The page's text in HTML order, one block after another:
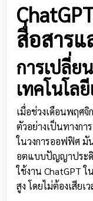
สื่อสารแ
การเปลี่ย
เทคโนโล
เมื่อช่วงเดือนพฤศ
ตัวอย่างเป็นทางกา
ในวงการออฟฟิศ มั
อตแบบปัญญาประดิ
ใช้งาน ChatGPT
สูง โดยไม่ต้องเสียเ